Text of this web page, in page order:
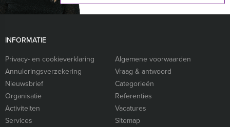
INFORMATIE
Privacy- en cookieverklaring
Algemene voorwaarden
Annuleringsverzekering
Vraag & antwoord
Nieuwsbrief
Categorieën
Organisatie
Referenties
Activiteiten
Vacatures
Services
Sitemap